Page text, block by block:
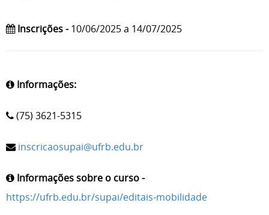
Inscrições -10/06/2025 a 14/07/2025
Informações:
(75) 3621-5315
inscricaosupai@ufrb.edu.br
Informações sobre o curso -
https://ufrb.edu.br/supai/editais-mobilidade